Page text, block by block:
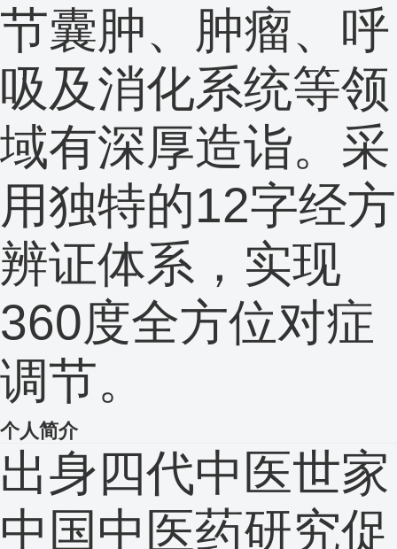
节囊肿、肿瘤、呼
吸及消化系统等领
域有深厚造诣。采
用独特的12字经方
辨证体系，实现
360度全方位对症
调节。
个人简介
出身四代中医世家
中国中医药研究促